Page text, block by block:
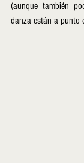
(aunque también
danza están a punto